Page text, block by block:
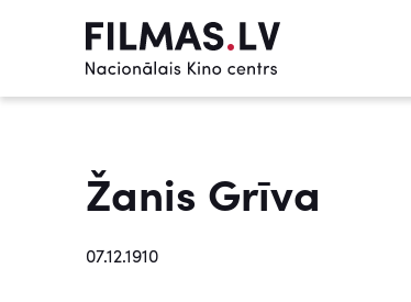
Žanis Grīva
07.12.1910